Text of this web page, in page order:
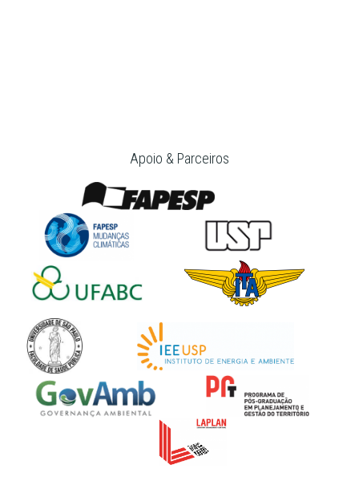
Apoio & Parceiros